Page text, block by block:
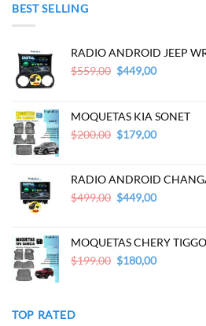
BEST SELLING
RADIO ANDROID JEEP
$559,00 Original
$559,00.
$449,00Current
$449,00.
MOQUETAS KIA SONET
$200,00 Original
$200,00.
$179,00Current
$179,00.
RADIO ANDROID
$499,00 Original
$499,00.
$449,00Current
$449,00.
MOQUETAS CHERY
$199,00 Original
$180,00Current
TOP RATED